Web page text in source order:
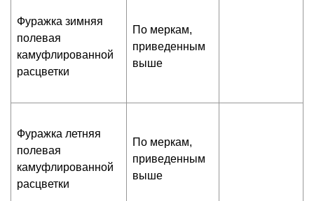
Фуражка зимняя
полевая
камуфлированной
расцветки
По меркам,
приведенным
выше
Фуражка летняя
полевая
камуфлированной
расцветки
По меркам,
приведенным
выше